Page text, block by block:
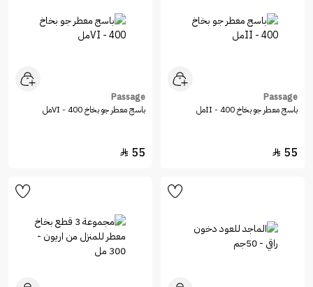
Passage
باسج معطر جو بخاخ II - 400مل
55

Passage
باسج معطر جو بخاخ VI - 400مل
55
